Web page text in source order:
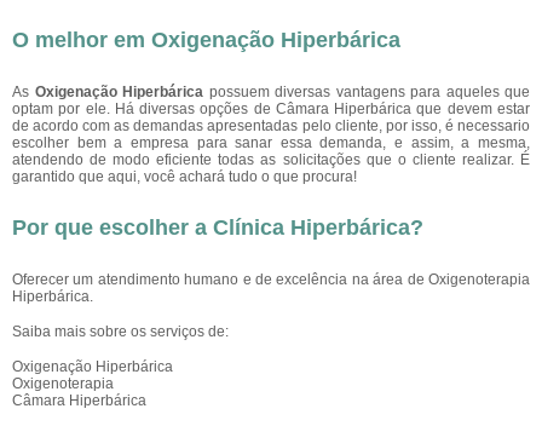
O melhor em Oxigenação Hiperbárica
As Oxigenação Hiperbárica possuem diversas vantagens para aqueles que
optam por ele. Há diversas opções de Câmara Hiperbárica que devem estar
de acordo com as demandas apresentadas pelo cliente, por isso, é necessario
escolher bem a empresa para sanar essa demanda, e assim, a mesma,
atendendo de modo eficiente todas as solicitações que o cliente realizar. É
garantido que aqui, você achará tudo o que procura!
Por que escolher a Clínica Hiperbárica?
Oferecer um atendimento humano e de excelência na área de Oxigenoterapia
Hiperbárica.
Saiba mais sobre os serviços de:
Oxigenação Hiperbárica
Oxigenoterapia
Câmara Hiperbárica